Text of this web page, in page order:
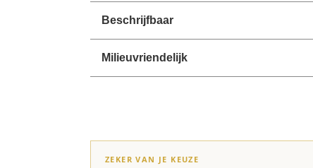
Beschrijfbaar
Milieuvriendelijk
ZEKER VAN JE KEUZE